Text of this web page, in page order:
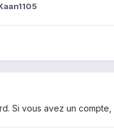
Si vous avez un compte,